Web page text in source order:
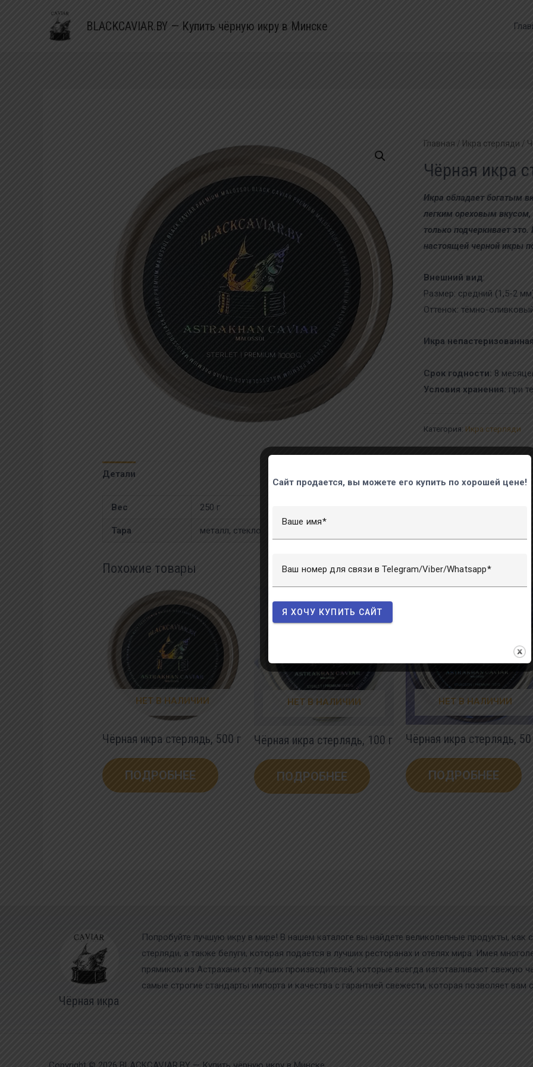
BLACKCAVIAR.BY — Купить чёрную икру в Минске
Главная / Икра стерляди /
Чёрная икра
Икра обладает богатым
легким ореховым
только подчеркивает
настоящей черной икры
Внешний вид:
Размер: средний (1,5-2
Оттенок: тёмно-
Икра
Срок годности: 8
Условия хранения: при
Категория: Икра стерляди
Детали
Вес 250 г
Тара металл, стекло
Похожие товары
НЕТ В НАЛИЧИИ
Чёрная икра стерлядь, 500 г
ПОДРОБНЕЕ
НЕТ В НАЛИЧИИ
Чёрная икра стерлядь, 100 г
ПОДРОБНЕЕ
НЕТ В НАЛИЧИИ
Чёрная икра стерлядь, 50
ПОДРОБНЕЕ
Чёрная икра
Попробуйте лучшую икру в мире! В нашем каталоге вы найдете великолепные продукты, как
стерляди, а также белуги, которая подается в лучших ресторанах и отелях мира. Имея
прямиком из Астрахани от лучших производителей, которые всегда изготавливают
самые строгие стандарты импорта и качества с гарантией свежести, которая позволяет вам
Сайт продается, вы можете его купить по хорошей цене!
Ваше имя
Ваш номер для связи в Telegram/Viber/Whatsapp
Я ХОЧУ КУПИТЬ САЙТ